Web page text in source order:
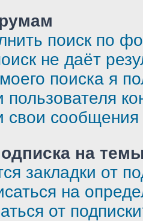
поиск по
не даёт
поиска я
пользователя
свои
на
закладки от
на
от